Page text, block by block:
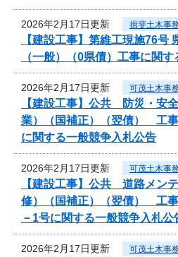
2026年2月17日更新 揖斐土木事
【建設工事】第維工現施76
（一般）（0県債）工事に関
2026年2月17日更新 可茂土木事
【建設工事】公共 防災・安
業）（国補正）（翌債） 工
に関する一般競争入札公告
2026年2月17日更新 可茂土木事
【建設工事】公共 道路メン
修）（国補正）（翌債） 工
－1号に関する一般競争入札公
2026年2月17日更新 可茂土木事